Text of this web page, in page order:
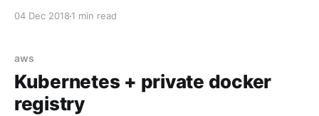
04 Dec 2018 1 min read
aws
Kubernetes + private docker
registry